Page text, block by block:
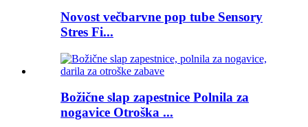
Novost večbarvne pop tube Sensory
Stres Fi...
Božične slap zapestnice Polnila za
nogavice Otroška ...